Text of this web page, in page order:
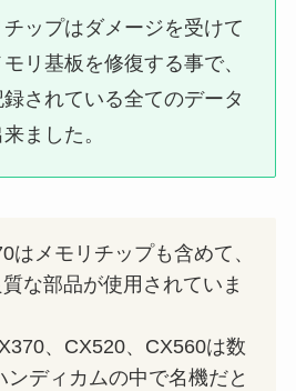
ップはダメージを受けて
リ基板を修復する事で、
されている全てのデータ
ました。
はメモリチップも含めて、
な部品が使用されていま
、CX520、CX560は数
ンディカムの中で名機だと